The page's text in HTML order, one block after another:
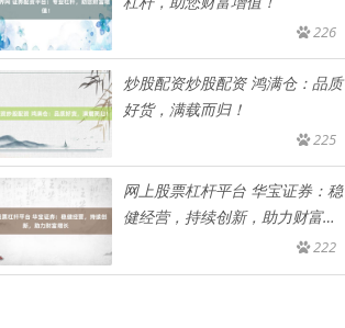
226
炒股配资炒股配资 鸿满仓：品质
好货，满载而归！
225
网上股票杠杆平台 华宝证券：稳
健经营，持续创新，助力财富增
222